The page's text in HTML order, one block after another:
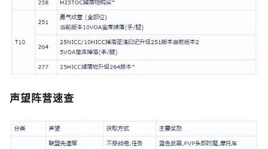
声望阵营速查